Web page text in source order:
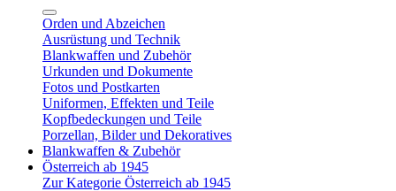
Orden und Abzeichen
Ausrüstung und Technik
Blankwaffen und Zubehör
Urkunden und Dokumente
Fotos und Postkarten
Uniformen, Effekten und Teile
Kopfbedeckungen und Teile
Porzellan, Bilder und Dekoratives
Blankwaffen & Zubehör
Österreich ab 1945
Zur Kategorie Österreich ab 1945